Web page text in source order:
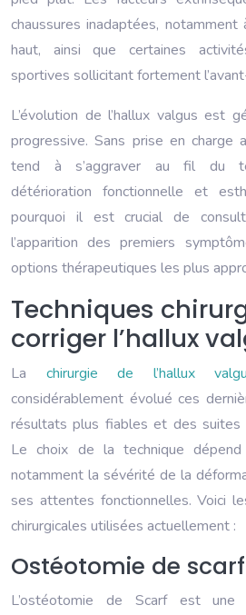
chaussures inadaptées,
haut, ainsi que certaines
sportives sollicitant fortement
L’évolution de l’hallux valgus est
progressive. Sans prise en charge
tend à s’aggraver au fil du
détérioration fonctionnelle et
pourquoi il est crucial de
l’apparition des premiers
options thérapeutiques les plus
Techniques
corriger l’hallux
La chirurgie de l’hallux
considérablement évolué ces
résultats plus fiables et des suites
Le choix de la technique
notamment la sévérité de la
ses attentes fonctionnelles. Voici
chirurgicales utilisées actuellement :
Ostéotomie de scarf
L’ostéotomie de Scarf est une